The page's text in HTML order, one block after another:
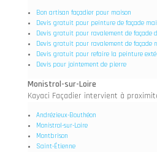
Bon artisan façadier pour maison
Devis gratuit pour peinture de façade
Devis gratuit pour ravalement de façade
Devis gratuit pour ravalement de façade
Devis gratuit pour refaire la peinture
Devis pour jointement de pierre
Monistrol-sur-Loire
Kayaci Façadier intervient à
Andrézieux-Bouthéon
Monistrol-sur-Loire
Montbrison
Saint-Étienne